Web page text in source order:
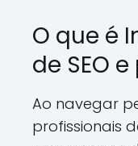
O que é
de SEO
Ao navegar
profissionais